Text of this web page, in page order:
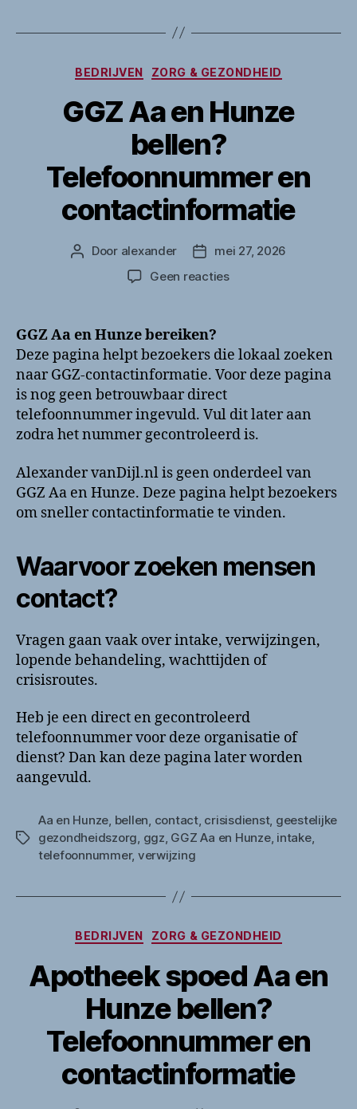
Categorieën
BEDRIJVEN ZORG & GEZONDHEID
GGZ Aa en Hunze
bellen?
Telefoonnummer en
contactinformatie
Berichtauteur
Door alexander Berichtdatum
mei 27, 2026
Geen reactiesop
Hunze
bellen?
Telefoonnummer
contactinformatie
GGZ Aa en Hunze bereiken?
Deze pagina helpt bezoekers die lokaal zoeken
naar GGZ-contactinformatie. Voor deze pagina
is nog geen betrouwbaar direct
telefoonnummer ingevuld. Vul dit later aan
zodra het nummer gecontroleerd is.
Alexander vanDijl.nl is geen onderdeel van
GGZ Aa en Hunze. Deze pagina helpt bezoekers
om sneller contactinformatie te vinden.
Waarvoor zoeken mensen
contact?
Vragen gaan vaak over intake, verwijzingen,
lopende behandeling, wachttijden of
crisisroutes.
Heb je een direct en gecontroleerd
telefoonnummer voor deze organisatie of
dienst? Dan kan deze pagina later worden
aangevuld.
Tags
Aa en Hunze, bellen, contact, crisisdienst, geestelijke
gezondheidszorg, ggz, GGZ Aa en Hunze, intake,
telefoonnummer, verwijzing
Categorieën
BEDRIJVEN ZORG & GEZONDHEID
Apotheek spoed Aa en
Hunze bellen?
Telefoonnummer en
contactinformatie